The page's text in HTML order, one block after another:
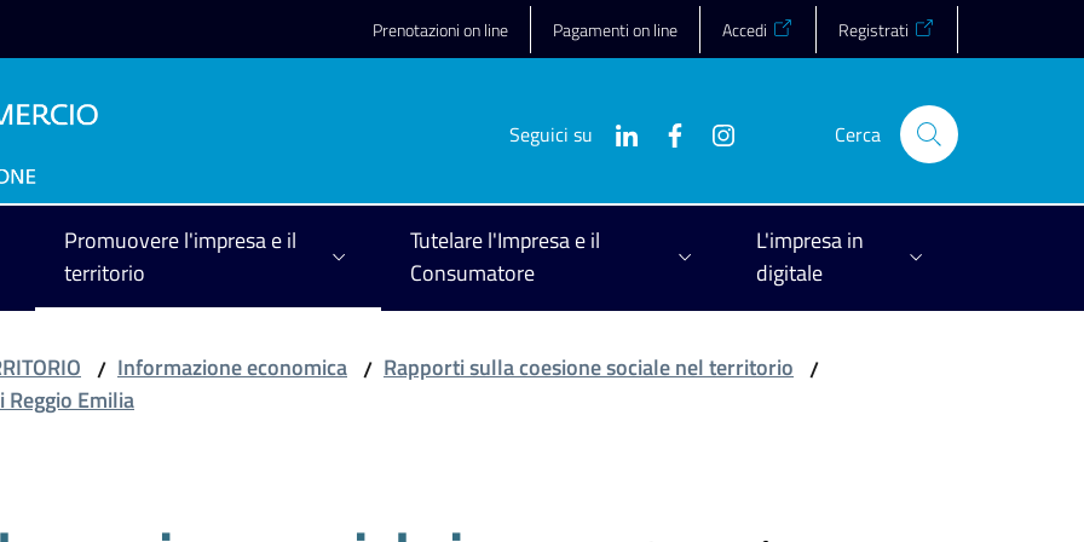
Prenotazioni on line Pagamenti on line Accedi Registrati
Seguici su Cerca
Promuovere l'impresa e il
territorio
Tutelare l'Impresa e il
Consumatore
L'impresa in
digitale
/ Informazione economica / Rapporti sulla coesione sociale nel territorio /
Emilia